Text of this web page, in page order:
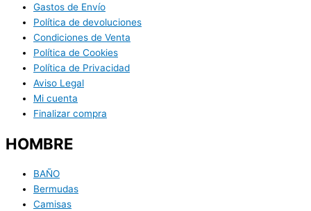
Gastos de Envío
Política de devoluciones
Condiciones de Venta
Política de Cookies
Política de Privacidad
Aviso Legal
Mi cuenta
Finalizar compra
HOMBRE
BAÑO
Bermudas
Camisas